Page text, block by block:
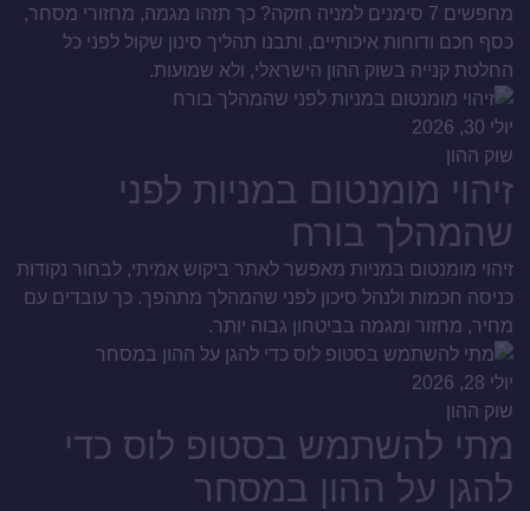
מחפשים 7 סימנים למניה חזקה? כך תזהו מגמה, מחזורי מסחר,
כסף חכם ודוחות איכותיים, ותבנו תהליך סינון שקול לפני כל
החלטת קנייה בשוק ההון הישראלי, ולא שמועות.
יולי 30, 2026
שוק ההון
זיהוי מומנטום במניות לפני
שהמהלך בורח
זיהוי מומנטום במניות מאפשר לאתר ביקוש אמיתי, לבחור נקודות
כניסה חכמות ולנהל סיכון לפני שהמהלך מתהפך. כך עובדים עם
מחיר, מחזור ומגמה בביטחון גבוה יותר.
יולי 28, 2026
שוק ההון
מתי להשתמש בסטופ לוס כדי
להגן על ההון במסחר